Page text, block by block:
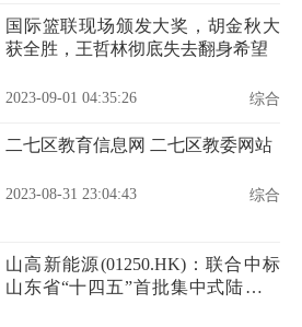
国际篮联现场颁发大奖，胡金秋大
获全胜，王哲林彻底失去翻身希望
2023-09-01 04:35:26 综合
二七区教育信息网 二七区教委网站
2023-08-31 23:04:43 综合
山高新能源(01250.HK)：联合中标
山东省“十四五”首批集中式陆上风